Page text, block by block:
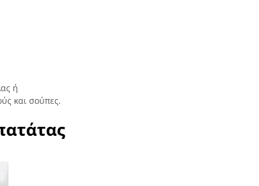
ή
και σούπες.